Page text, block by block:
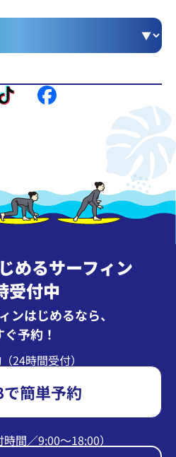
めるサーフィン
受付中
ンはじめるなら、
予約！
間∕9:00〜18:00）
（24時間受付）
簡単予約